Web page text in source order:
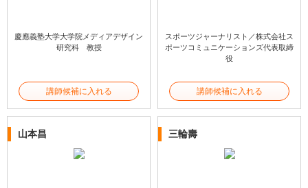
慶應義塾大学大学院メディアデザイン
研究科 教授
講師候補に入れる
スポーツジャーナリスト／株式会社ス
ポーツコミュニケーションズ代表取締
役
講師候補に入れる
山本昌 三輪壽